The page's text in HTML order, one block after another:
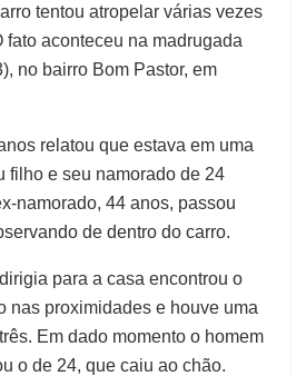
tentou atropelar várias vezes
fato aconteceu na madrugada
no bairro Bom Pastor, em
relatou que estava em uma
filho e seu namorado de 24
namorado, 44 anos, passou
de dentro do carro.
para a casa encontrou o
nas proximidades e houve uma
Em dado momento o homem
o de 24, que caiu ao chão.